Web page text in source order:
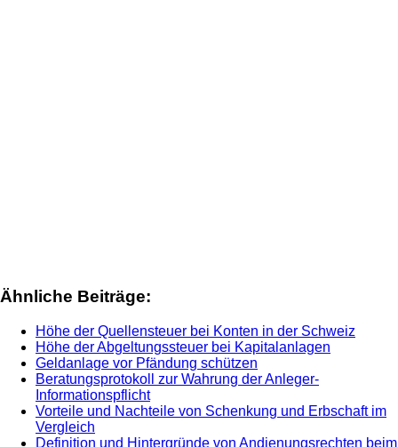
Ähnliche Beiträge:
Höhe der Quellensteuer bei Konten in der Schweiz
Höhe der Abgeltungssteuer bei Kapitalanlagen
Geldanlage vor Pfändung schützen
Beratungsprotokoll zur Wahrung der Anleger-
Informationspflicht
Vorteile und Nachteile von Schenkung und Erbschaft im
Vergleich
Definition und Hintergründe von Andienungsrechten beim